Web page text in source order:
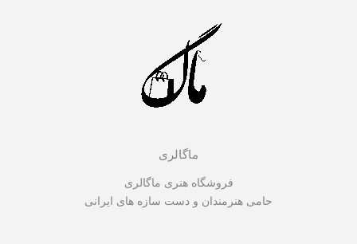
ماگالری
فروشگاه هنری ماگالری
حامی هنرمندان و دست سازه های ایرانی